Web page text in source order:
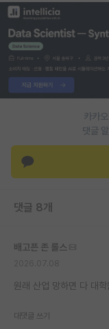
임용 후기 게시판
PI 전용 게시판
인문사회 계열
특수/전문대학원
반도체/AI 게시판
장학금/장학생
홍보 게시판
커리어
반도체 아카데미
카카
댓글
댓글 8개
배고픈 존 롤스
원래 산업 망하면 다 대학
대댓글 쓰기